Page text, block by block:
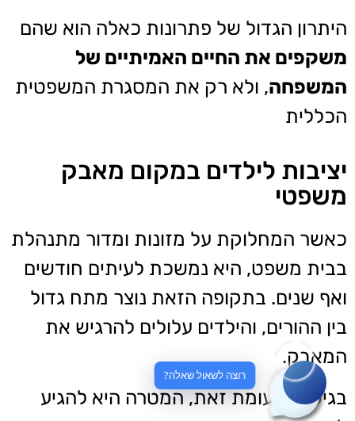
היתרון הגדול של פתרונות כאלה הוא שהם
משקפים את החיים האמיתיים של
המשפחה, ולא רק את המסגרת המשפטית
הכללית
יציבות לילדים במקום מאבק
משפטי
כאשר המחלוקת על מזונות ומדור מתנהלת
בבית משפט, היא נמשכת לעיתים חודשים
ואף שנים. בתקופה הזאת נוצר מתח גדול
בין ההורים, והילדים עלולים להרגיש את
המאבק.
בגישור, לעומת זאת, המטרה היא להגיע
רוצה לשאול שאלה?